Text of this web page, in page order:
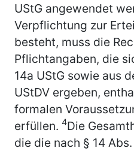
UStG angewendet
Verpflichtung zur
besteht, muss die
Pflichtangaben, die
14a UStG sowie aus
UStDV ergeben,
formalen
erfüllen. 4Die
die die nach § 14